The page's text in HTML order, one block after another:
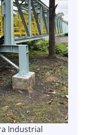
Industrial